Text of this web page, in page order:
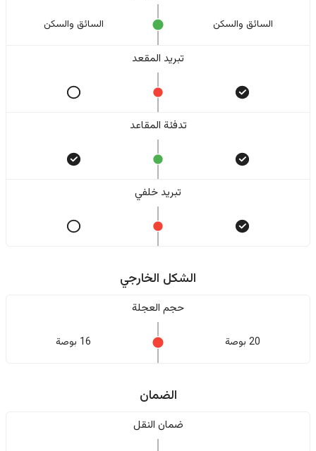
السائق والسکن السائق والسکن
تبريد المقعد
تدفئة المقاعد
تبريد خلفي
الشكل الخارجي
حجم العجلة
20 بوصة 16 بوصة
الضمان
ضمان النقل